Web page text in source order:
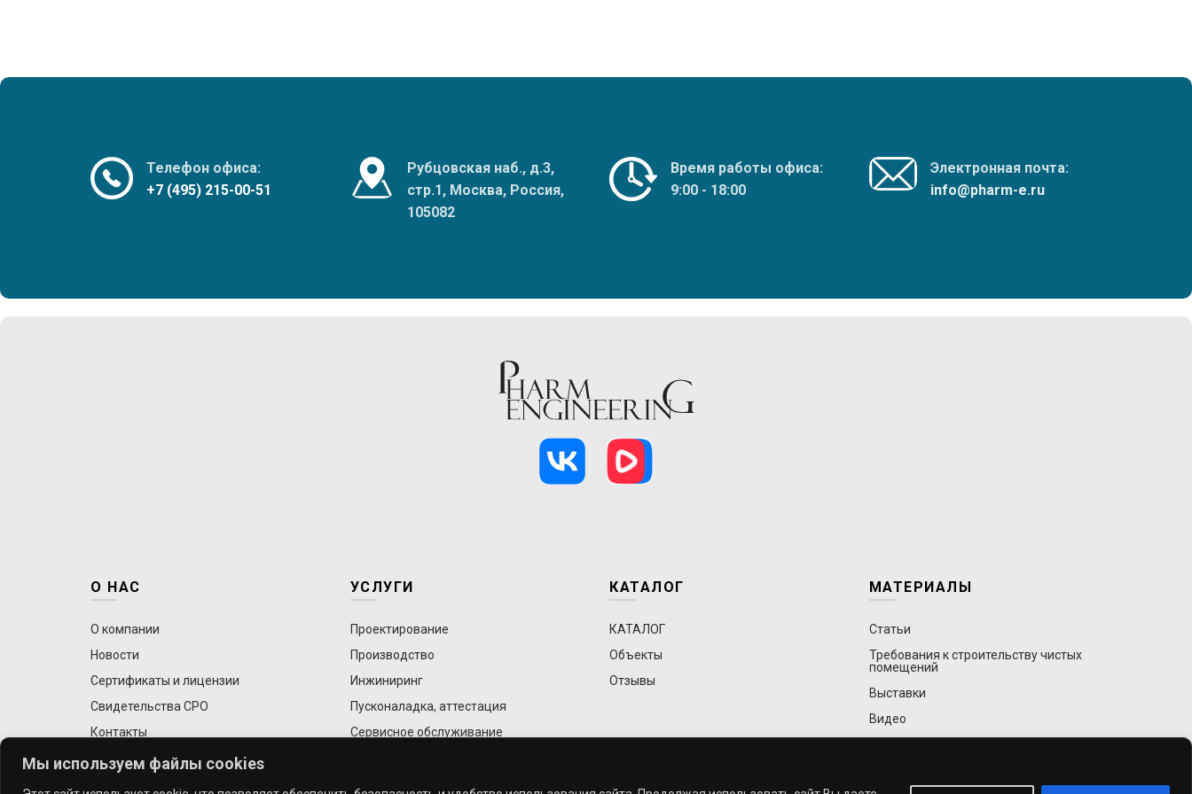
Мы используем файлы cookies
Телефон офиса:
+7 (495) 215-00-51
Рубцовская наб., д.3,
стр.1, Москва, Россия,
105082
Время работы офиса:
9:00 - 18:00
Электронная почта:
info@pharm-e.ru
О НАС
О компании
Новости
Сертификаты и лицензии
Свидетельства СРО
Контакты
УСЛУГИ
Проектирование
Производство
Инжиниринг
Пусконаладка, аттестация
Сервисное обслуживание
КАТАЛОГ
КАТАЛОГ
Объекты
Отзывы
МАТЕРИАЛЫ
Статьи
Требования к строительству чистых
помещений
Выставки
Видео